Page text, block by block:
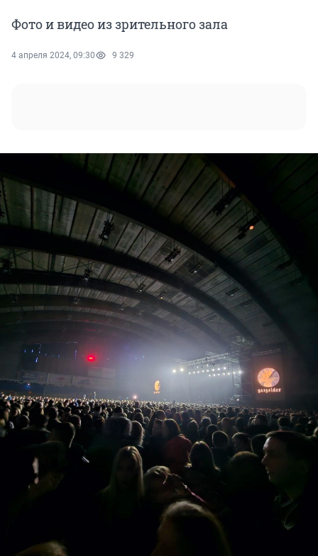
Фото и видео из зрительного зала
4 апреля 2024, 09:30 9 329